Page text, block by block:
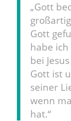
„Gott
Gott
habe
bei
Gott ist
seiner
wenn
hat.“